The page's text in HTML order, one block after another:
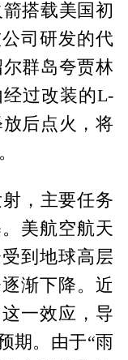
搭载美国初
司研发的代
群岛夸贾林
过改装的L-
放后点火，将
，主要任务
美航空航天
到地球高层
渐下降。近
一效应，导
期。由于“雨